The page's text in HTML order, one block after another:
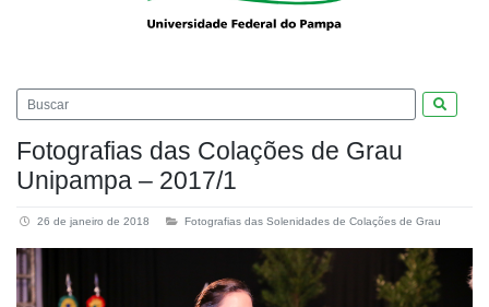
Fotografias das Colações de Grau
Unipampa – 2017/1
26 de janeiro de 2018 Fotografias das Solenidades de Colações de Grau